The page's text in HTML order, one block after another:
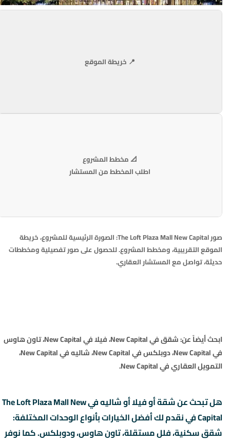
📍 خريطة الموقع
📐 مخطط المشروع
اطلب المخطط من المستشار
صور The Loft Plaza Mall New Capital: الصورة الرئيسية للمشروع، خريطة
الموقع التقريبية، ومخطط المشروع. للحصول على صور تفصيلية ومخططات
حديثة، تواصل مع المستشار العقاري.
ابحث أيضاً عن:شقق في New Capital ،فيلا في New Capital ،تاون هاوس
في New Capital
،دوبلكس في New Capital ،شاليه في New Capital
،
التمويل العقاري في New Capital
.
هل تبحث عن شقة أو فيلا أو شاليه في The Loft Plaza Mall New
Capital في نقدم لك أفضل الخيارات بأنواع الوحدات المختلفة:
شقق سكنية، فلل مستقلة، تاون هاوس، ودوبلكس. كما نوفر